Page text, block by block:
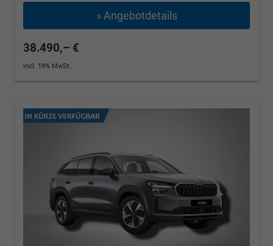
» Angebotdetails
38.490,– €
incl. 19% MwSt.